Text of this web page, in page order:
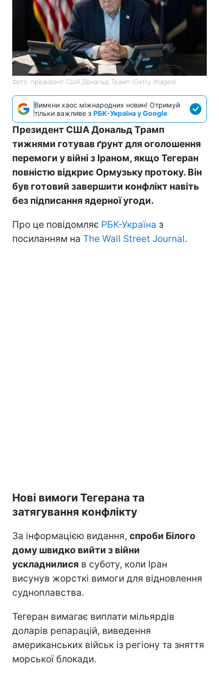
Фото: президент США Дональд Трамп (Getty Images)
Вимкни хаос міжнародних новин! Отримуй
тільки важливе з РБК-Україна у Google
Президент США Дональд Трамп
тижнями готував ґрунт для оголошення
перемоги у війні з Іраном, якщо Тегеран
повністю відкриє Ормузьку протоку. Він
був готовий завершити конфлікт навіть
без підписання ядерної угоди.
Про це повідомляє РБК-Україна з
посиланням на The Wall Street Journal.
Нові вимоги Тегерана та
затягування конфлікту
За інформацією видання, спроби Білого
дому швидко вийти з війни
ускладнилися в суботу, коли Іран
висунув жорсткі вимоги для відновлення
судноплавства.
Тегеран вимагає виплати мільярдів
доларів репарацій, виведення
американських військ із регіону та зняття
морської блокади.